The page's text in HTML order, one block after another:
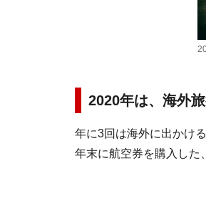
2020年は、海外
年に3回は海外に出かけ
年末に航空券を購入した